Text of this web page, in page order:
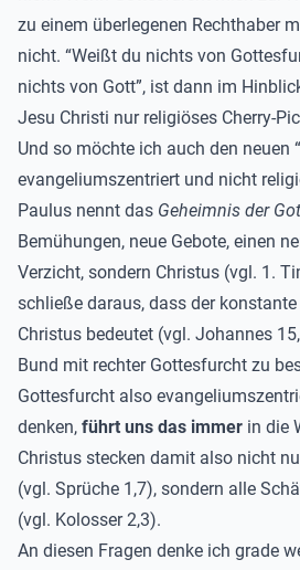
zu einem überlegenen Rechthaber
nicht. “Weißt du nichts von
nichts von Gott”, ist dann im
Jesu Christi nur religiöses Cherry-
Und so möchte ich auch den neuen
evangeliumszentriert und nicht
Paulus nennt das Geheimnis der
Bemühungen, neue Gebote, einen
Verzicht, sondern Christus (vgl. 1.
schließe daraus, dass der
Christus bedeutet (vgl. Johannes
Bund mit rechter Gottesfurcht zu
Gottesfurcht also
denken, führt uns das immer in die
Christus stecken damit also nicht
(vgl. Sprüche 1,7), sondern alle
(vgl. Kolosser 2,3).
An diesen Fragen denke ich grade